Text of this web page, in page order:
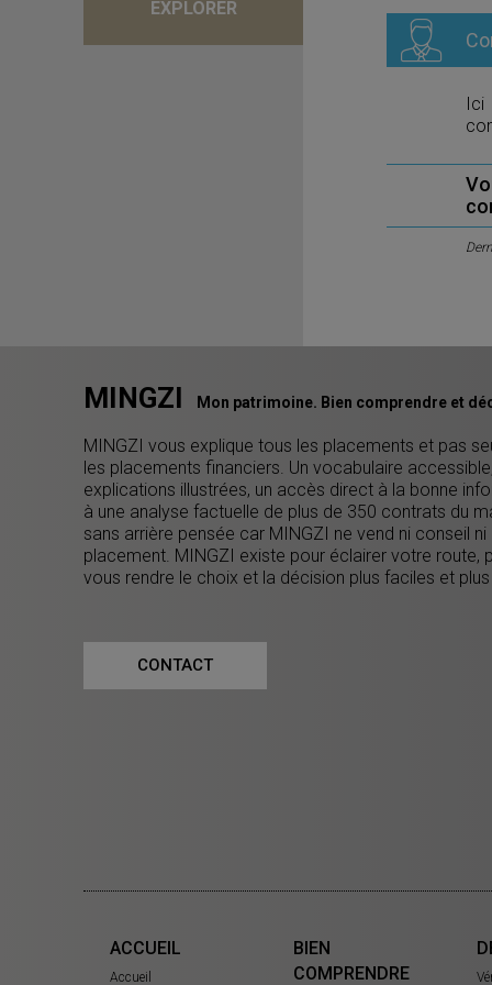
Ici
EXPLORER
MINGZI Mon patrimoine. Bien comprendre et
MINGZI vous explique tous les placements et pas
les placements financiers. Un vocabulaire
explications illustrées, un accès direct à la bonne
à une analyse factuelle de plus de 350 contrats du
sans arrière pensée car MINGZI ne vend ni conseil ni
placement. MINGZI existe pour éclairer votre route,
vous rendre le choix et la décision plus faciles et plus
CONTACT
ACCUEIL
Accueil
BIEN
COMPRENDRE